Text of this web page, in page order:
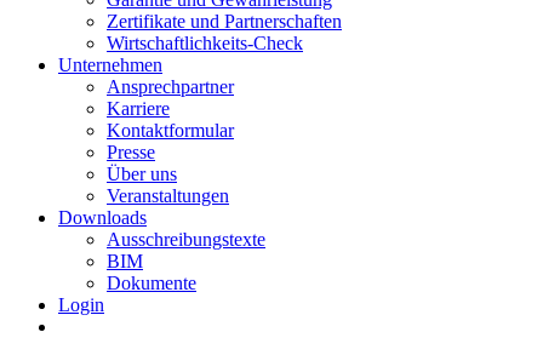
Zertifikate und Partnerschaften
Wirtschaftlichkeits-Check
Unternehmen
Ansprechpartner
Karriere
Kontaktformular
Presse
Über uns
Veranstaltungen
Downloads
Ausschreibungstexte
BIM
Dokumente
Login